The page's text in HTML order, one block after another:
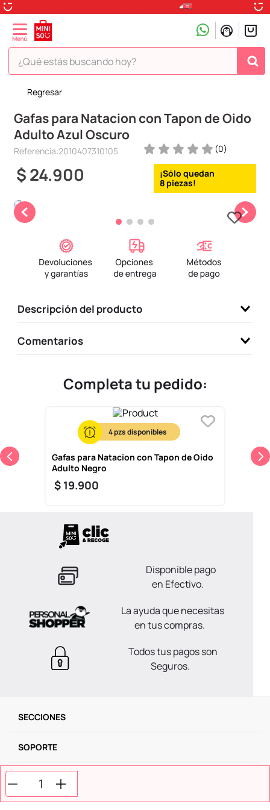
¿Qué estás buscando hoy?
Regresar
Gafas para Natacion con Tapon de Oido
Adulto Azul Oscuro
Referencia:2010407310105 (0)
$24.900 8
Descripción del producto
Comentarios
Completa tu pedido:
4
Gafas para Natacion con Tapon de Oido
Adulto Negro
$ 19.900
Disponible pago
en Efectivo.
La ayuda que necesitas
en tus compras.
Todos tus pagos son
Seguros.
SECCIONES
SOPORTE
SERVICIOS
TÉRMINOS MÁS BUSCADOS
1.
peluche
2.
hello kitty
3.
snoopy
4.
ositos cariñositos
5.
6.
disney
toy story
termos
10. league of legends